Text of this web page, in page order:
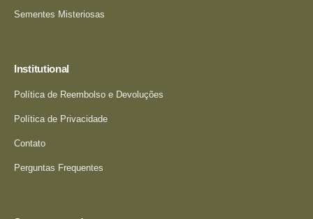
Sementes Misteriosas
Institutional
Política de Reembolso e Devoluções
Política de Privacidade
Contato
Perguntas Frequentes